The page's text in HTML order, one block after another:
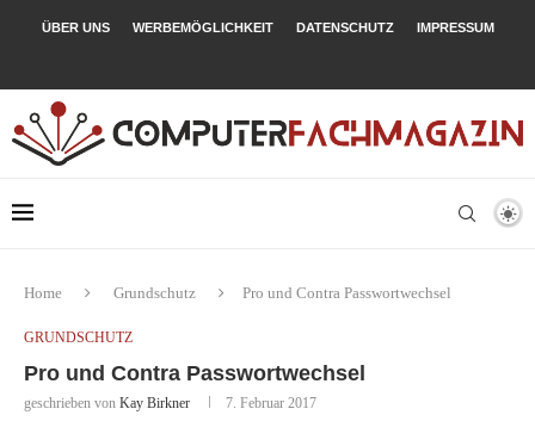
ÜBER UNS WERBEMÖGLICHKEIT DATENSCHUTZ IMPRESSUM
Home Grundschutz Pro und Contra Passwortwechsel
GRUNDSCHUTZ
Pro und Contra Passwortwechsel
geschrieben von Kay Birkner 7. Februar 2017